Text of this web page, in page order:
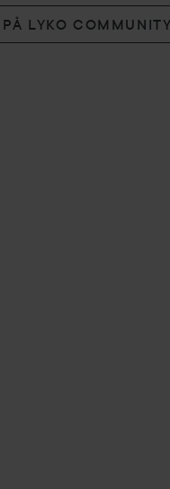
LYKO COMMUNITY